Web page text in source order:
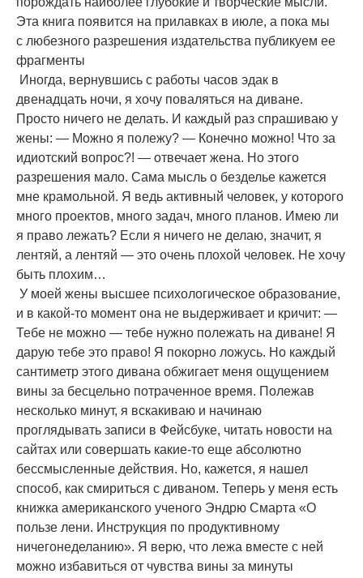
Эта книга появится на прилавках в июле, а пока мы
с любезного разрешения издательства публикуем ее
фрагменты
Иногда, вернувшись с работы часов эдак в
двенадцать ночи, я хочу поваляться на диване.
Просто ничего не делать. И каждый раз спрашиваю у
жены: — Можно я полежу? — Конечно можно! Что за
идиотский вопрос?! — отвечает жена. Но этого
разрешения мало. Сама мысль о безделье кажется
мне крамольной. Я ведь активный человек, у которого
много проектов, много задач, много планов. Имею ли
я право лежать? Если я ничего не делаю, значит, я
лентяй, а лентяй — это очень плохой человек. Не хочу
быть плохим…
У моей жены высшее психологическое образование,
и в какой-то момент она не выдерживает и кричит: —
Тебе не можно — тебе нужно полежать на диване! Я
дарую тебе это право! Я покорно ложусь. Но каждый
сантиметр этого дивана обжигает меня ощущением
вины за бесцельно потраченное время. Полежав
несколько минут, я вскакиваю и начинаю
проглядывать записи в Фейсбуке, читать новости на
сайтах или совершать какие-то еще абсолютно
бессмысленные действия. Но, кажется, я нашел
способ, как смириться с диваном. Теперь у меня есть
книжка американского ученого Эндрю Смарта «О
пользе лени. Инструкция по продуктивному
ничегонеделанию». Я верю, что лежа вместе с ней
можно избавиться от чувства вины за минуты